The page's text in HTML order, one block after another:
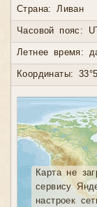
Страна: Ливан
Часовой пояс:
Летнее время:
Координаты:
Карта не
сервису
настроек